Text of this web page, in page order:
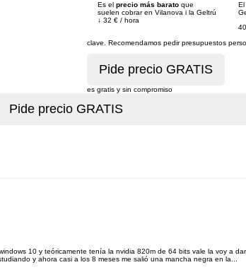
Es el precio más barato que
suelen cobrar en Vilanova i la Geltrú
↓ 32 € / hora
El
clave. Recomendamos pedir presupuestos
es gratis y sin compromiso
10 y teóricamente tenía la nvidia 820m de 64 bits vale la voy a
y ahora casi a los 8 meses me salió una mancha negra en la...